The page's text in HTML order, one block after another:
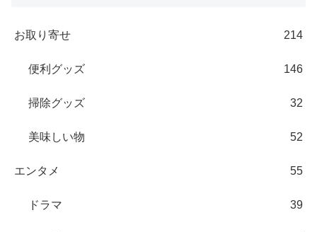
お取り寄せ 214
便利グッズ 146
掃除グッズ 32
美味しい物 52
エンタメ 55
ドラマ 39